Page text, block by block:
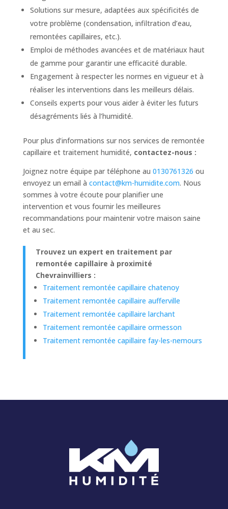
Solutions sur mesure, adaptées aux spécificités de
votre problème (condensation, infiltration d’eau,
remontées capillaires, etc.).
Emploi de méthodes avancées et de matériaux haut
de gamme pour garantir une efficacité durable.
Engagement à respecter les normes en vigueur et à
réaliser les interventions dans les meilleurs délais.
Conseils experts pour vous aider à éviter les futurs
désagréments liés à l’humidité.
Pour plus d’informations sur nos services de remontée
capillaire et traitement humidité, contactez-nous :
Joignez notre équipe par téléphone au 0130761326 ou
envoyez un email à contact@km-humidite.com. Nous
sommes à votre écoute pour planifier une
intervention et vous fournir les meilleures
recommandations pour maintenir votre maison saine
et au sec.
Trouvez un expert en traitement par
remontée capillaire à proximité
Chevrainvilliers :
Traitement remontée capillaire chatenoy
Traitement remontée capillaire aufferville
Traitement remontée capillaire larchant
Traitement remontée capillaire ormesson
Traitement remontée capillaire fay-les-nemours